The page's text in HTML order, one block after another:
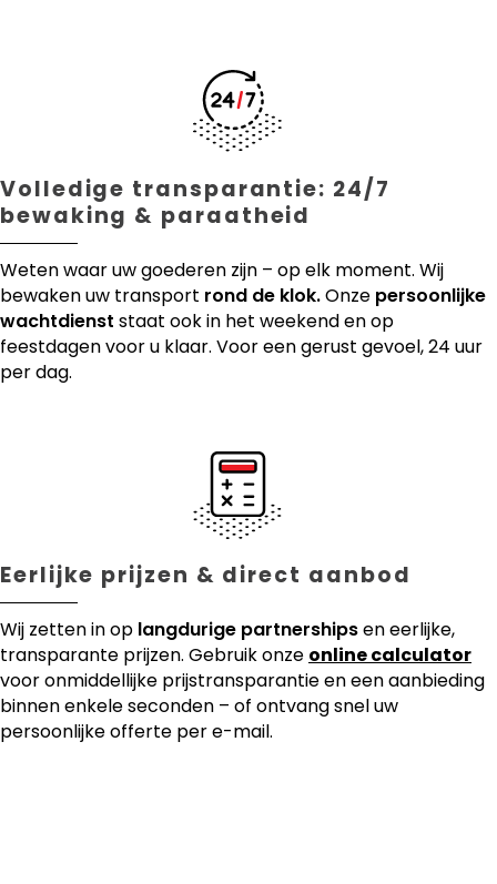
Volledige transparantie: 24/7
bewaking & paraatheid
Weten waar uw goederen zijn – op elk moment. Wij
bewaken uw transport rond de klok.Onze persoonlijke
wachtdienst staat ook in het weekend en op
feestdagen voor u klaar. Voor een gerust gevoel, 24 uur
per dag.
Eerlijke prijzen & direct aanbod
Wij zetten in op langdurige partnershipsen eerlijke,
transparante prijzen. Gebruik onze online calculator
voor onmiddellijke prijstransparantie en een aanbieding
binnen enkele seconden – of ontvang snel uw
persoonlijke offerte per e-mail.